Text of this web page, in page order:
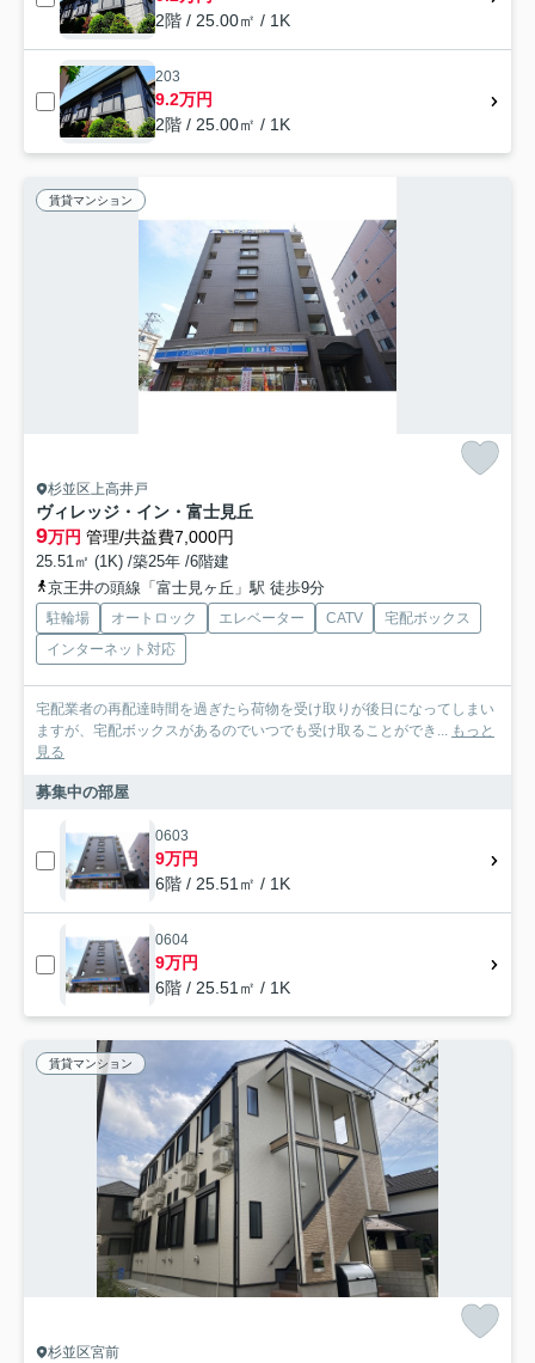
2階 / 25.00㎡ / 1K
203
9.2万円
2階 / 25.00㎡ / 1K
賃貸マンション
杉並区上高井戸
ヴィレッジ・イン・富士見丘
9万円 管理/共益費7,000円
25.51㎡ (1K) /築25年 /6階建
京王井の頭線「富士見ヶ丘」駅 徒歩9分
駐輪場 オートロック エレベーター CATV
宅配ボックス
インターネット対応
宅配業者の再配達時間を過ぎたら荷物を受け取りが後日になってしまい
ますが、宅配ボックスがあるのでいつでも受け取ることができ... もっと
見る
募集中の部屋
0603
9万円
6階 / 25.51㎡ / 1K
0604
9万円
6階 / 25.51㎡ / 1K
賃貸マンション
杉並区宮前